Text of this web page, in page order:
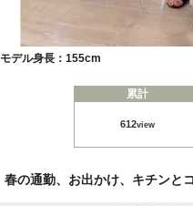
モデル身長：155cm
累計
612view
春の通勤、お出かけ、キチンと